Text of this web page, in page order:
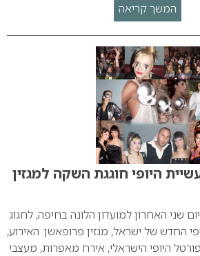
המשך קריאה
היופי חוגגת השקה למגזין
יום שני האחרון למועדון הלונה בחיפה, לחגוג
החדש של ישראל, מגזין פרופאשן. האירוע,
היופי הישראלי, אירח מאפרות, מעצבי